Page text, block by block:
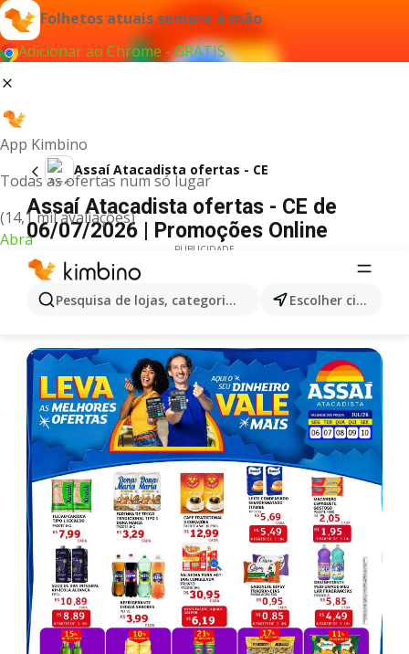
Folhetos atuais sempre à mão
Adicionar ao Chrome - GRÁTIS
App Kimbino
Todas as ofertas num só lugar
(14,1 mil avaliações)
Abra
Pesquisa de lojas, categorias,produtos... Escolher cidade
Assaí Atacadista ofertas - CE
Assaí Atacadista ofertas - CE de
06/07/2026 | Promoções Online
PUBLICIDADE